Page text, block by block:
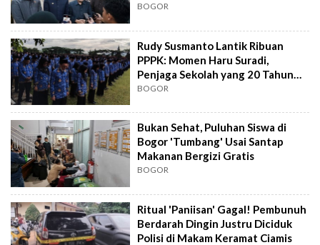
BOGOR
Rudy Susmanto Lantik Ribuan
PPPK: Momen Haru Suradi,
Penjaga Sekolah yang 20 Tahun
Berjuang
BOGOR
Bukan Sehat, Puluhan Siswa di
Bogor 'Tumbang' Usai Santap
Makanan Bergizi Gratis
BOGOR
Ritual 'Paniisan' Gagal! Pembunuh
Berdarah Dingin Justru Diciduk
Polisi di Makam Keramat Ciamis